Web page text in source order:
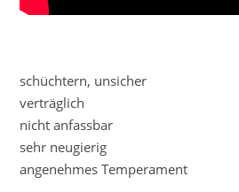
schüchtern, unsicher
verträglich
nicht anfassbar
sehr neugierig
angenehmes Temperament